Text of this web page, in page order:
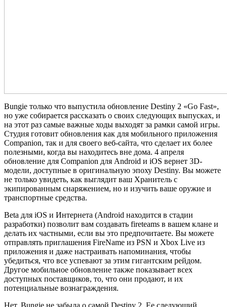
Bungie только что выпустила обновление Destiny 2 «Go Fast»,
но уже собирается рассказать о своих следующих выпусках, и
на этот раз самые важные ходы выходят за рамки самой игры.
Студия готовит обновления как для мобильного приложения
Companion, так и для своего веб-сайта, что сделает их более
полезными, когда вы находитесь вне дома. 4 апреля
обновление для Companion для Android и iOS вернет 3D-
модели, доступные в оригинальную эпоху Destiny. Вы можете
не только увидеть, как выглядит ваш Хранитель с
экипированным снаряжением, но и изучить ваше оружие и
транспортные средства.
Betа для iOS и Интернета (Android находится в стадии
разработки) позволит вам создавать fireteams в вашем клане и
делать их частными, если вы это предпочитаете. Вы можете
отправлять приглашения FireName из PSN и Xbox Live из
приложения и даже настраивать напоминания, чтобы
убедиться, что все успевают за этим гигантским рейдом.
Другое мобильное обновление также показывает всех
доступных поставщиков, то, что они продают, и их
потенциальные вознаграждения.
Нет, Bungie не забыла о самой Destiny 2. Ее следующий